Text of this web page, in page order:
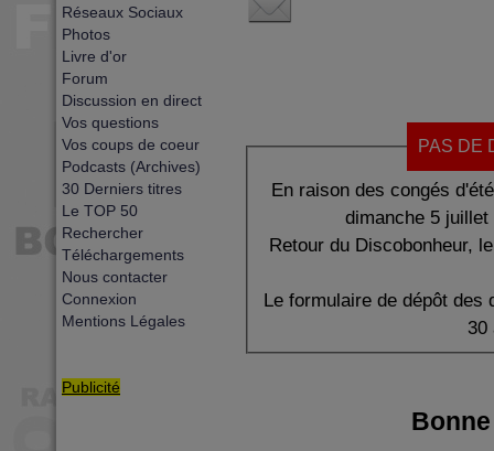
Réseaux Sociaux
Photos
Livre d'or
Forum
Discussion en direct
Vos questions
Vos coups de coeur
Podcasts (Archives)
30 Derniers titres
Le TOP 50
Rechercher
Téléchargements
Nous contacter
Connexion
Mentions Légales
Publicité
PAS DE
En raison des congés
dimanche 5
Retour du Discobonheur,
Le formulaire de dépôt des
30